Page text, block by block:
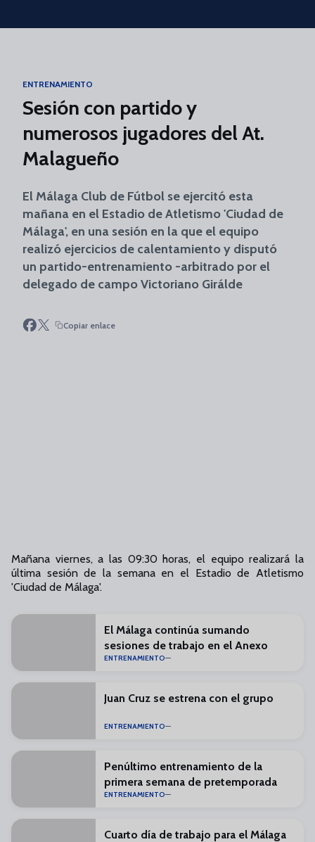
Skip to main content
ENTRENAMIENTO
Sesión con partido y
numerosos jugadores del At.
Malagueño
El Málaga Club de Fútbol se ejercitó esta
mañana en el Estadio de Atletismo 'Ciudad de
Málaga', en una sesión en la que el equipo
realizó ejercicios de calentamiento y disputó
un partido-entrenamiento -arbitrado por el
delegado de campo Victoriano Girálde
Copiar enlace
Mañana viernes, a las 09:30 horas, el equipo realizará la
última sesión de la semana en el Estadio de Atletismo
'Ciudad de Málaga'.
El Málaga continúa sumando
sesiones de trabajo en el Anexo
ENTRENAMIENTO
Juan Cruz se estrena con el grupo
ENTRENAMIENTO
Penúltimo entrenamiento de la
primera semana de pretemporada
ENTRENAMIENTO
Cuarto día de trabajo para el Málaga